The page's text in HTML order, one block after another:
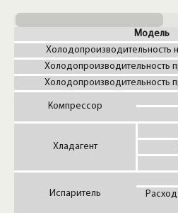
Модель
Холодопроизводительность
Холодопроизводительность
Холодопроизводительность
Компрессор
Хладагент
Испаритель